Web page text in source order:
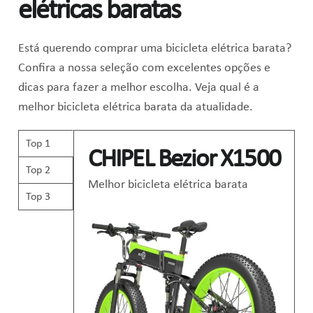
elétricas baratas
Está querendo comprar uma bicicleta elétrica barata?
Confira a nossa seleção com excelentes opções e
dicas para fazer a melhor escolha. Veja qual é a
melhor bicicleta elétrica barata da atualidade.
Top 1
Top 2
Top 3
CHIPEL Bezior X1500
Melhor bicicleta elétrica barata